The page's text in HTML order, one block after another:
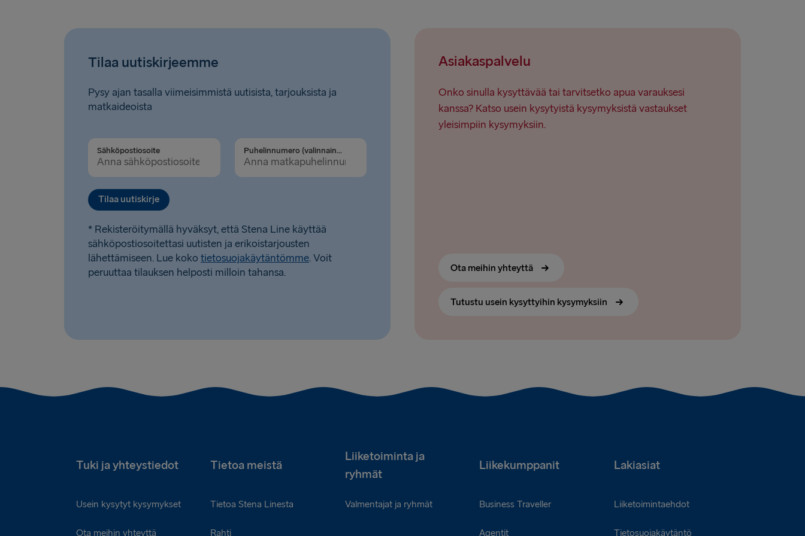
Tilaa uutiskirjeemme
Pysy ajan tasalla viimeisimmistä uutisista, tarjouksista ja
matkaideoista
Sähköpostiosoite Puhelinnumero (valinnainen)
Tilaa uutiskirje
* Rekisteröitymällä hyväksyt, että Stena Line käyttää
sähköpostiosoitettasi uutisten ja erikoistarjousten
lähettämiseen. Lue koko tietosuojakäytäntömme. Voit
peruuttaa tilauksen helposti milloin tahansa.
Asiakaspalvelu
Onko sinulla kysyttävää tai tarvitsetko apua varauksesi
kanssa? Katso usein kysytyistä kysymyksistä vastaukset
yleisimpiin kysymyksiin.
Ota meihin yhteyttä
Tutustu usein kysyttyihin kysymyksiin
Tuki ja yhteystiedot Tietoa meistä
Liiketoiminta ja
ryhmät
Liikekumppanit Lakiasiat
Usein kysytyt kysymykset
Ota meihin yhteyttä
Tietoa Stena Linesta
Rahti
Valmentajat ja ryhmät Business Traveller
Agentit
Liiketoimintaehdot
Tietosuojakäytäntö